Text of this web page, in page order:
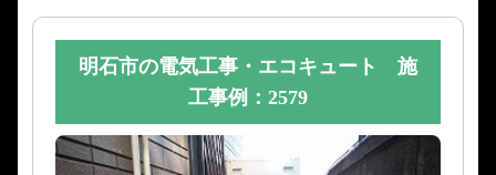
明石市の電気工事・エコキュート 施
工事例：2579